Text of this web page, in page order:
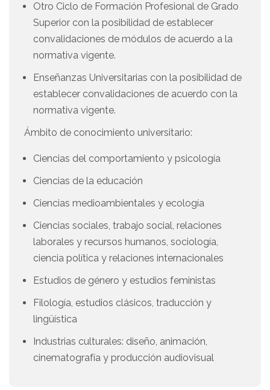
Otro Ciclo de Formación Profesional de Grado
Superior con la posibilidad de establecer
convalidaciones de módulos de acuerdo a la
normativa vigente.
Enseñanzas Universitarias con la posibilidad de
establecer convalidaciones de acuerdo con la
normativa vigente.
Ámbito de conocimiento universitario:
Ciencias del comportamiento y psicología
Ciencias de la educación
Ciencias medioambientales y ecología
Ciencias sociales, trabajo social, relaciones
laborales y recursos humanos, sociología,
ciencia política y relaciones internacionales
Estudios de género y estudios feministas
Filología, estudios clásicos, traducción y
lingüística
Industrias culturales: diseño, animación,
cinematografía y producción audiovisual